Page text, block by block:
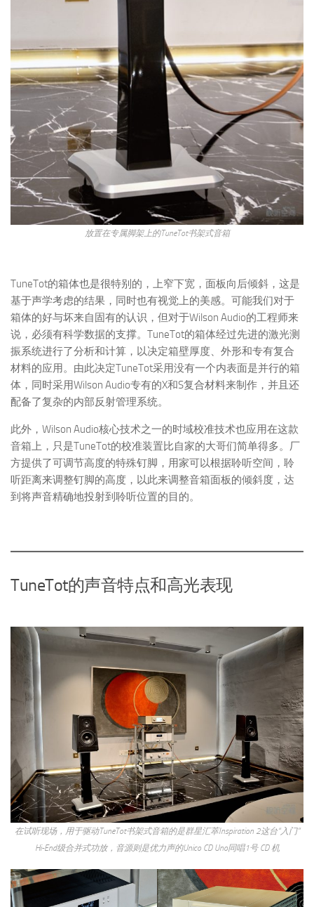
放置在专属脚架上的TuneTot书架式音箱
TuneTot的箱体也是很特别的，上窄下宽，面板向后倾斜，这是
基于声学考虑的结果，同时也有视觉上的美感。可能我们对于
箱体的好与坏来自固有的认识，但对于Wilson Audio的工程师来
说，必须有科学数据的支撑。TuneTot的箱体经过先进的激光测
振系统进行了分析和计算，以决定箱壁厚度、外形和专有复合
材料的应用。由此决定TuneTot采用没有一个内表面是并行的箱
体，同时采用Wilson Audio专有的X和S复合材料来制作，并且还
配备了复杂的内部反射管理系统。
此外，Wilson Audio核心技术之一的时域校准技术也应用在这款
音箱上，只是TuneTot的校准装置比自家的大哥们简单得多。厂
方提供了可调节高度的特殊钉脚，用家可以根据聆听空间，聆
听距离来调整钉脚的高度，以此来调整音箱面板的倾斜度，达
到将声音精确地投射到聆听位置的目的。
TuneTot的声音特点和高光表现
在试听现场，用于驱动TuneTot书架式音箱的是群星汇萃Inspiration 2这台“入门”
Hi-End级合并式功放，音源则是优力声的Unico CD Uno同唱1号 CD 机